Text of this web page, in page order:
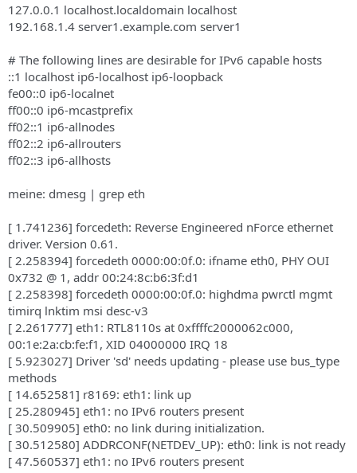
127.0.0.1 localhost.localdomain localhost
192.168.1.4 server1.example.com server1
# The following lines are desirable for IPv6 capable hosts
::1 localhost ip6-localhost ip6-loopback
fe00::0 ip6-localnet
ff00::0 ip6-mcastprefix
ff02::1 ip6-allnodes
ff02::2 ip6-allrouters
ff02::3 ip6-allhosts
meine: dmesg | grep eth
[ 1.741236] forcedeth: Reverse Engineered nForce ethernet
driver. Version 0.61.
[ 2.258394] forcedeth 0000:00:0f.0: ifname eth0, PHY OUI
0x732 @ 1, addr 00:24:8c:b6:3f:d1
[ 2.258398] forcedeth 0000:00:0f.0: highdma pwrctl mgmt
timirq lnktim msi desc-v3
[ 2.261777] eth1: RTL8110s at 0xffffc2000062c000,
00:1e:2a:cb:fe:f1, XID 04000000 IRQ 18
[ 5.923027] Driver 'sd' needs updating - please use bus_type
methods
[ 14.652581] r8169: eth1: link up
[ 25.280945] eth1: no IPv6 routers present
[ 30.509905] eth0: no link during initialization.
[ 30.512580] ADDRCONF(NETDEV_UP): eth0: link is not ready
[ 47.560537] eth1: no IPv6 routers present